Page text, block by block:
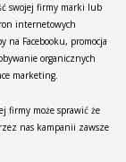
swojej firmy marki lub
internetowych
na Facebooku, promocja
organicznych
marketing.
firmy może sprawić że
nas kampanii zawsze